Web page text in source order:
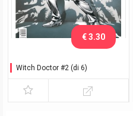
Witch Doctor #2 (di 6)
€ 3.30